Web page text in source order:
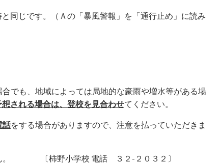
同じです。（Ａの「暴風警報」を「通行止め」に読み
でも、地域によっては局地的な豪雨や増水等がある場
される場合は、登校を見合わせてください。
話をする場合がありますので、注意を払っていただきま
。 〔柿野小学校 電話 ３２-２０３２〕